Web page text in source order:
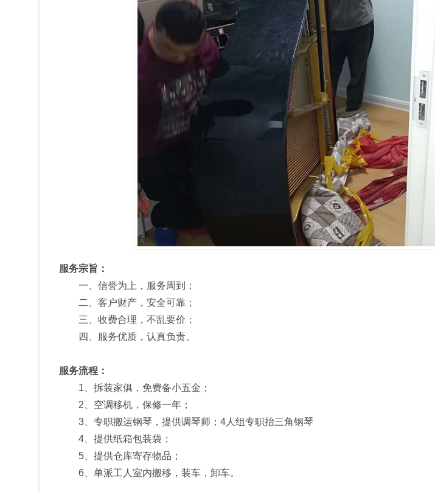
服务宗旨：
一、信誉为上，服务周到；
二、客户财产，安全可靠；
三、收费合理，不乱要价；
四、服务优质，认真负责。
服务流程：
1、拆装家俱，免费备小五金；
2、空调移机，保修一年；
3、专职搬运钢琴，提供调琴师；4人组专职抬三角钢琴
4、提供纸箱包装袋；
5、提供仓库寄存物品；
6、单派工人室内搬移，装车，卸车。